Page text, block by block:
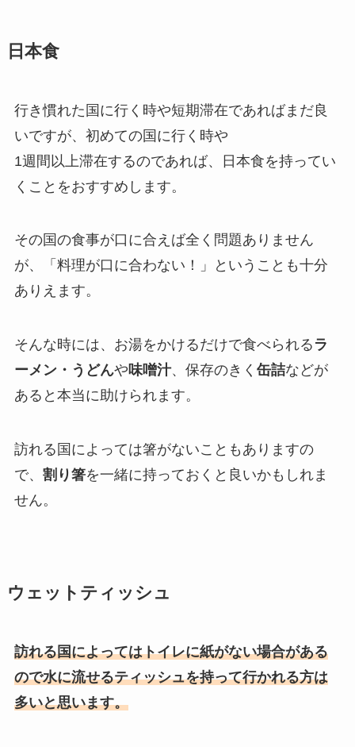
日本食
行き慣れた国に行く時や短期滞在であればまだ良
いですが、初めての国に行く時や
1週間以上滞在するのであれば、日本食を持ってい
くことをおすすめします。
その国の食事が口に合えば全く問題ありません
が、「料理が口に合わない！」ということも十分
ありえます。
そんな時には、お湯をかけるだけで食べられる ラ
ーメン・うどんや味噌汁、保存のきく 缶詰などが
あると本当に助けられます。
訪れる国によっては箸がないこともありますの
で、 割り箸を一緒に持っておくと良いかもしれま
せん。
ウェットティッシュ
訪れる国によってはトイレに紙がない場合がある
ので水に流せるティッシュを持って行かれる方は
多いと思います。